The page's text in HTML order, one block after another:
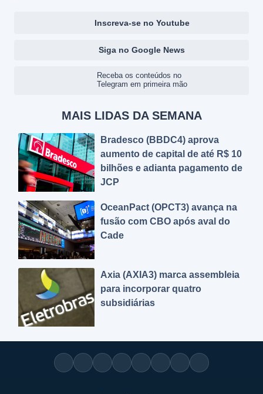
Inscreva-se no Youtube
Siga no Google News
Receba os conteúdos no
Telegram em primeira mão
MAIS LIDAS DA SEMANA
Bradesco (BBDC4) aprova
aumento de capital de até R$ 10
bilhões e adianta pagamento de
JCP
OceanPact (OPCT3) avança na
fusão com CBO após aval do
Cade
Axia (AXIA3) marca assembleia
para incorporar quatro
subsidiárias